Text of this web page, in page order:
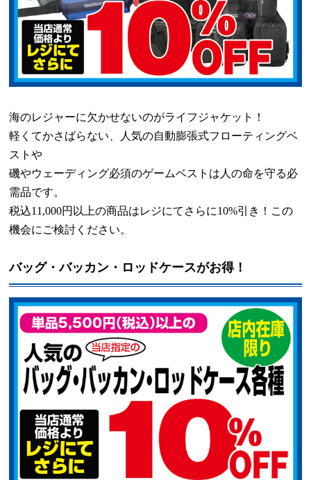
海のレジャーに欠かせないのがライフジャケット！
軽くてかさばらない、人気の自動膨張式フローティングベ
ストや
磯やウェーディング必須のゲームベストは人の命を守る必
需品です。
税込11,000円以上の商品はレジにてさらに10%引き！この
機会にご検討ください。
バッグ・バッカン・ロッドケースがお得！